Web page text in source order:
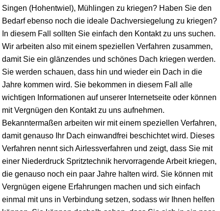
Singen (Hohentwiel), Mühlingen zu kriegen? Haben Sie den
Bedarf ebenso noch die ideale Dachversiegelung zu kriegen?
In diesem Fall sollten Sie einfach den Kontakt zu uns suchen.
Wir arbeiten also mit einem speziellen Verfahren zusammen,
damit Sie ein glänzendes und schönes Dach kriegen werden.
Sie werden schauen, dass hin und wieder ein Dach in die
Jahre kommen wird. Sie bekommen in diesem Fall alle
wichtigen Informationen auf unserer Internetseite oder können
mit Vergnügen den Kontakt zu uns aufnehmen.
Bekanntermaßen arbeiten wir mit einem speziellen Verfahren,
damit genauso Ihr Dach einwandfrei beschichtet wird. Dieses
Verfahren nennt sich Airlessverfahren und zeigt, dass Sie mit
einer Niederdruck Spritztechnik hervorragende Arbeit kriegen,
die genauso noch ein paar Jahre halten wird. Sie können mit
Vergnügen eigene Erfahrungen machen und sich einfach
einmal mit uns in Verbindung setzen, sodass wir Ihnen helfen